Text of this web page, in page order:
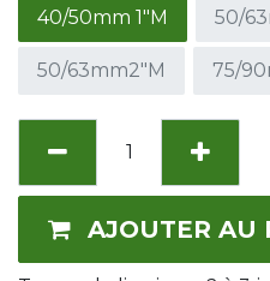
40/50mm 1"M 50/
50/63mm2"M 75/
AJOUTER AU